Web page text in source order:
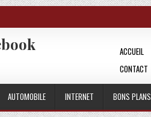
ACCUEIL
CONTACT
AUTOMOBILE INTERNET BONS PLANS